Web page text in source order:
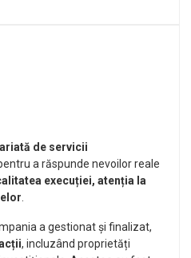
de servicii
a răspunde nevoilor reale
execuției, atenția la
a gestionat și finalizat,
, incluzând proprietăți